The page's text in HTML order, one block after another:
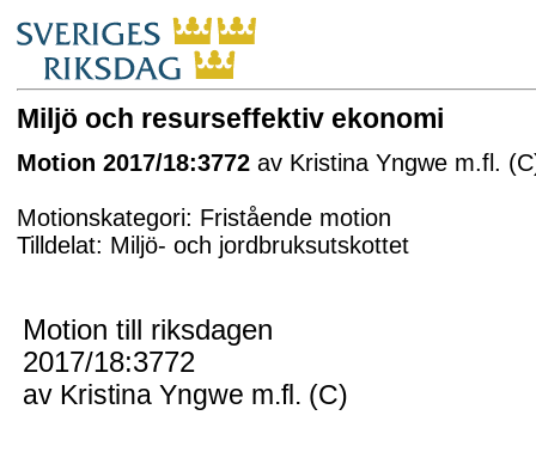
Miljö och resurseffektiv ekonomi
Motion 2017/18:3772 av Kristina Yngwe m.fl.
Motionskategori: Fristående motion
Tilldelat: Miljö- och jordbruksutskottet
Motion till riksdagen
2017/18:3772
av Kristina Yngwe m.fl. (C)